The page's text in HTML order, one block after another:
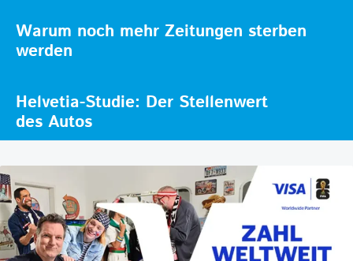
Warum noch mehr Zeitungen sterben
werden
Helvetia-Studie: Der Stellenwert
des Autos